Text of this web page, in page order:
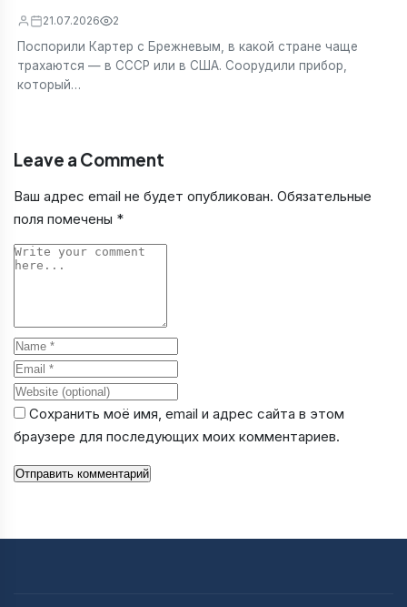
21.07.2026 2
Поспорили Картер с Брежневым, в какой стране чаще
трахаются — в СССР или в США. Соорудили прибор,
который…
Leave a Comment
Ваш адрес email не будет опубликован. Обязательные
поля помечены *
Comment
Name
Email
Website
Сохранить моё имя, email и адрес сайта в этом
браузере для последующих моих комментариев.
Отправить комментарий